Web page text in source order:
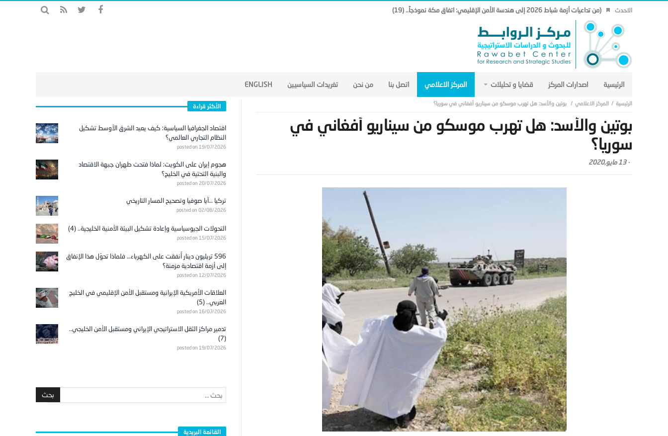
الاحدث (من تداعيات أزمة شباط 2026 إلى هندسة الأمن الإقليمي: اتفاق مكة نموذجاً.. (19)
الرئيسية اصدارات المركز قضايا و تحليلات المركز الاعلامي اتصل بنا من نحن تغريدات السياسيين ENGLISH
المركز الاعلامي بوتين والأسد: هل تهرب موسكو من سيناريو أفغاني في سوريا؟
بوتين والأسد: هل تهرب موسكو من سيناريو أفغاني في
سوريا؟
-13 مايو,2020
الأكثر قراءة
اقتصاد الجغرافيا السياسية: كيف يعيد الشرق الأوسط تشكيل
النظام التجاري العالمي؟
posted on 19/07/2026
هجوم إيران على الكويت: لماذا فتحت طهران جبهة الاقتصاد
والبنية التحتية في الخليج؟
posted on 20/07/2026
تركيا …آيا صوفيا وتصحيح المسار التاريخي
posted on 02/08/2026
التحولات الجيوسياسية وإعادة تشكيل البيئة الأمنية الخليجية.. (4)
posted on 15/07/2026
596 تريليون دينار أُنفقت على الكهرباء… فلماذا تحوّل هذا الإنفاق
إلى أزمة اقتصادية مزمنة؟
posted on 12/07/2026
العلاقات الأمريكية الإيرانية ومستقبل الأمن الإقليمي في الخليج
العربي.. (5)
posted on 16/07/2026
تدمير مراكز الثقل الاستراتيجي الإيراني ومستقبل الأمن الخليجي..
(7)
posted on 19/07/2026
القائمة البريدية